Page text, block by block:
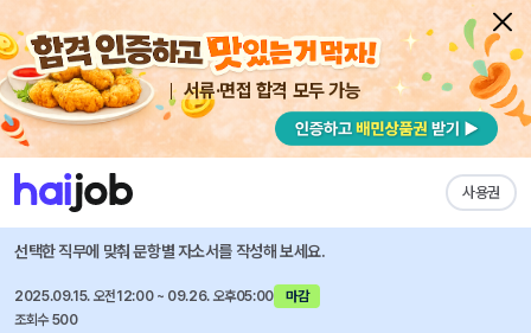
서류·면접 합격 모두 가능
사용권
채용공고 자소서 자유항목 자소서 내 작성목록
연세대학교원주세브란스기독병원
2026회계연도 간호사(정규직) 신규채용 공고
선택한 직무에 맞춰 문항별 자소서를 작성해 보세요.
2025.09.15. 오전12:00 ~ 09.26. 오후05:00
마감
조회수 500